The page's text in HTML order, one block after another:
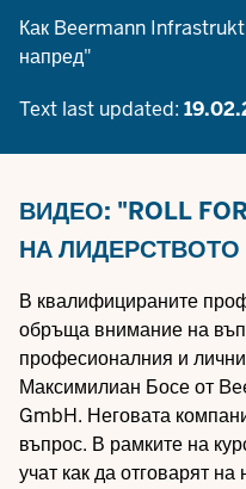
Как Beermann
напред"
Text last updated:
ВИДЕО: "ROLL
НА ЛИДЕРСТВОТО
В квалифицираните
обръща внимание на
професионалния и
Максимилиан Босе от
GmbH. Неговата
въпрос. В рамките на
учат как да отговарят